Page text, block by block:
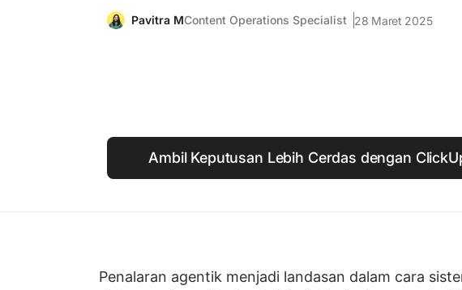
Pavitra MContent Operations Specialist 28 Maret 2025
Ambil Keputusan Lebih Cerdas dengan
Penalaran agentik menjadi landasan dalam cara